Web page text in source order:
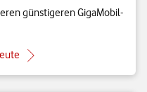
günstigeren GigaMobil-